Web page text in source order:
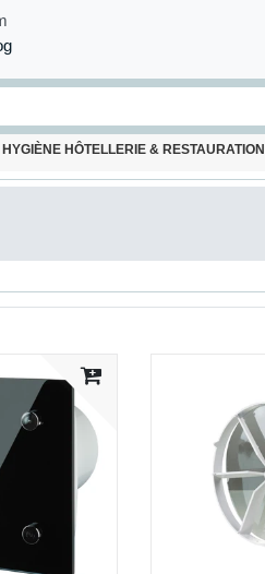
HYGIÈNE HÔTELLERIE & RESTAURATION